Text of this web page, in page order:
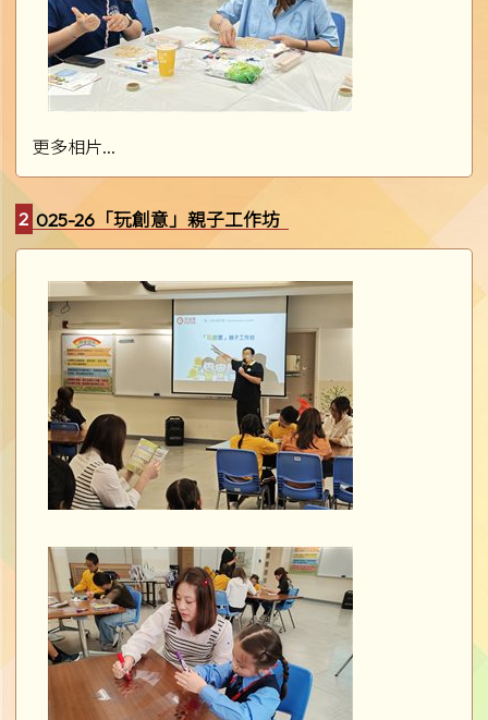
更多相片...
2025-26「玩創意」親子工作坊